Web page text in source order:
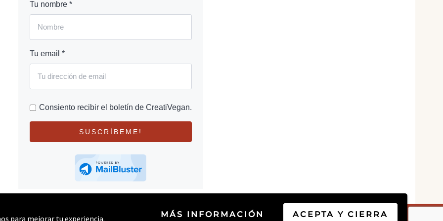
para mejorar tu experiencia. MÁS INFORMACIÓN ACEPTA Y CIERRA
Tu nombre *
Tu email *
Consiento recibir el boletín de CreatiVegan.
SUSCRÍBEME!